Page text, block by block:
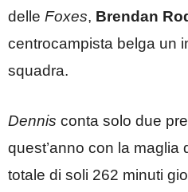
delle Foxes, Brendan
centrocampista belga un
squadra.
Dennis conta solo due
quest’anno con la maglia
totale di soli 262 minuti